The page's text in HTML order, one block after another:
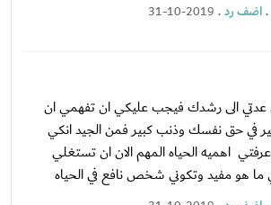
.اضف رد.
31-10-2019
عدتي الى رشدك فيجب عليكي ان تفهمي ان
في حق نفسك وذنب كبير فمن الجيد انكي
اهميه الحياه المهم الان ان تستغلي
هو مفيد وتكوني شخص نافع في الحياه